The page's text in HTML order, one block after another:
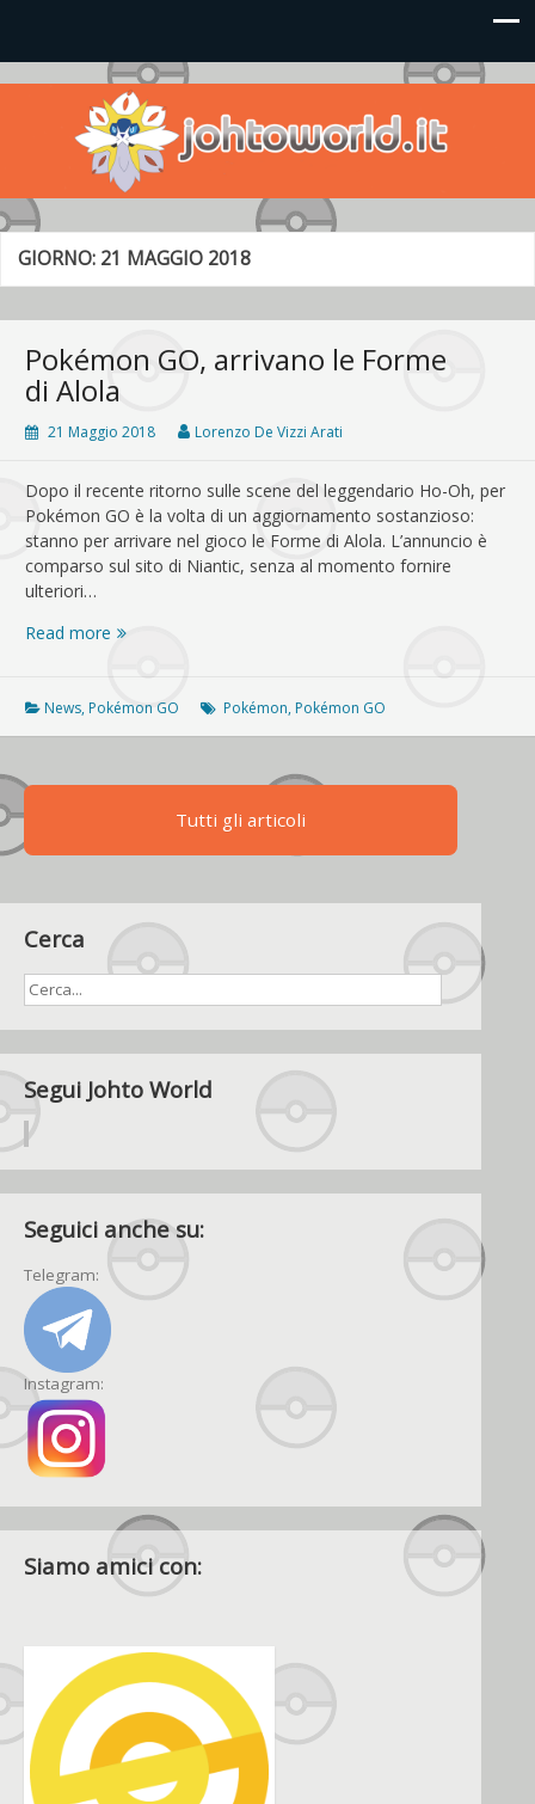
Johto World
Le novità più frizzanti dall'universo Pokémon e Nintendo
GIORNO: 21 MAGGIO 2018
Pokémon GO, arrivano le Forme
di Alola
21 Maggio 2018 Lorenzo De Vizzi Arati
Dopo il recente ritorno sulle scene del leggendario Ho-Oh, per
Pokémon GO è la volta di un aggiornamento sostanzioso:
stanno per arrivare nel gioco le Forme di Alola. L’annuncio è
comparso sul sito di Niantic, senza al momento fornire
ulteriori…
Read more Pokémon
arrivano
le
Forme
Alola
News, Pokémon GO Pokémon, Pokémon GO
Tutti gli articoli
Cerca
Segui Johto World
Seguici anche su:
Telegram:
Instagram:
Siamo amici con: